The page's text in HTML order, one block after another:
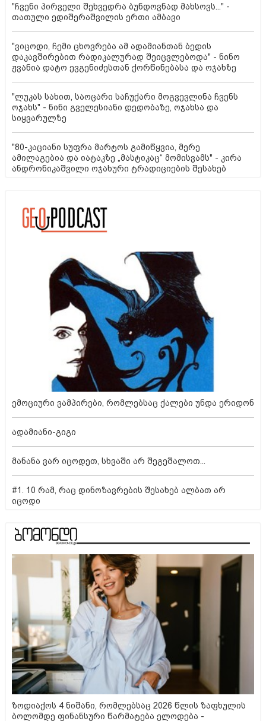
"ჩვენი პირველი შეხვედრა ბუნდოვნად მახსოვს..." -
თათული ედიშერაშვილის ერთი ამბავი
"ვიცოდი, ჩემი ცხოვრება ამ ადამიანთან ბედის
დაკავშირებით რადიკალურად შეიცვლებოდა" - ნინო
ჟვანია დატო ევგენიძესთან ქორწინებასა და ოჯახზე
"ლუკას სახით, საოცარი საჩუქარი მოგვევლინა ჩვენს
ოჯახს" - ნინი გველესიანი დედობაზე, ოჯახსა და
სიყვარულზე
"80-კაციანი სუფრა მარტოს გამიწყვია, მერე
ამილაგებია და იატაკზე „მასტიკაც“ მომისვამს" - კირა
ანდრონიკაშვილი ოჯახური ტრადიციების შესახებ
ემოციური ვამპირები, რომლებსაც ქალები უნდა ერიდონ
ადამიანი-გიგი
მანანა ვარ იცოდეთ, სხვაში არ შეგეშალოთ...
#1. 10 რამ, რაც დინოზავრების შესახებ ალბათ არ
იცოდი
ზოდიაქოს 4 ნიშანი, რომლებსაც 2026 წლის ზაფხულის
ბოლომდე ფინანსური წარმატება ელოდება -